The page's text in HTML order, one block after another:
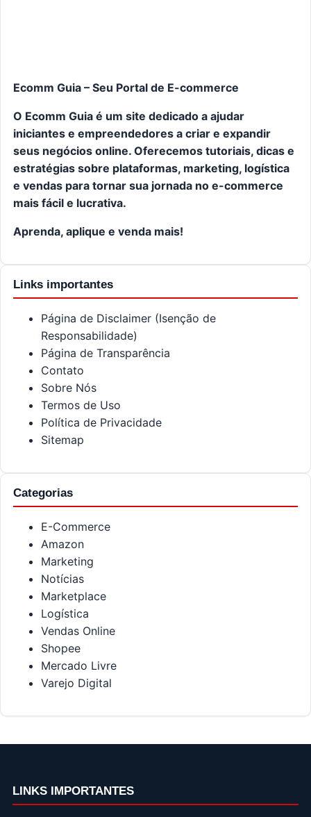
Ecomm Guia – Seu Portal de E-commerce
O Ecomm Guia é um site dedicado a ajudar
iniciantes e empreendedores a criar e expandir
seus negócios online. Oferecemos tutoriais, dicas e
estratégias sobre plataformas, marketing, logística
e vendas para tornar sua jornada no e-commerce
mais fácil e lucrativa.
Aprenda, aplique e venda mais!
Links importantes
Página de Disclaimer (Isenção de
Responsabilidade)
Página de Transparência
Contato
Sobre Nós
Termos de Uso
Política de Privacidade
Sitemap
Categorias
E-Commerce
Amazon
Marketing
Notícias
Marketplace
Logística
Vendas Online
Shopee
Mercado Livre
Varejo Digital
LINKS IMPORTANTES